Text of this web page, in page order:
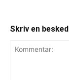
Skriv en besked